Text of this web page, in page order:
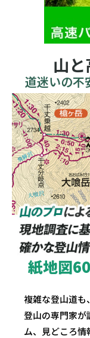
山
道迷いの不
紙地図
複雑な登山道も
登山の専門家が
ム、見どころ情